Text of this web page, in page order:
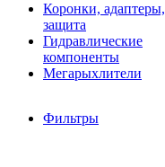
Коронки, адаптеры,
защита
Гидравлические
компоненты
Мегарыхлители
Фильтры